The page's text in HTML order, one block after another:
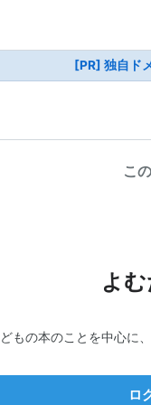
[PR] 独自ド
こ
よ
もの本のことを中心に
ロ